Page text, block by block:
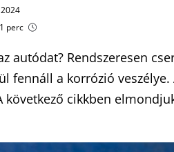
perc
autódat? Rendszeresen
fennáll a korrózió
következő cikkben